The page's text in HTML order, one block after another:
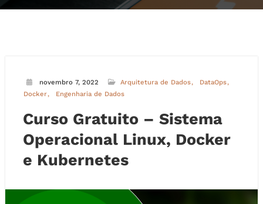
novembro 7, 2022 Arquitetura de Dados
DataOps
Docker
Engenharia de Dados
Curso Gratuito – Sistema
Operacional Linux, Docker
e Kubernetes